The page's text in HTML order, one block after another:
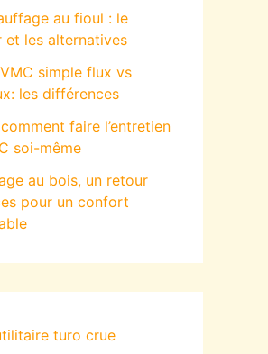
au fioul : le
et les alternatives
simple flux vs
les différences
faire l’entretien
soi-même
au bois, un retour
pour un confort
turo crue